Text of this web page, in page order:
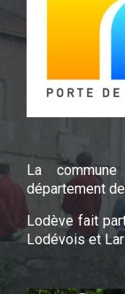
La
département
Lodève fait
Lodévois et